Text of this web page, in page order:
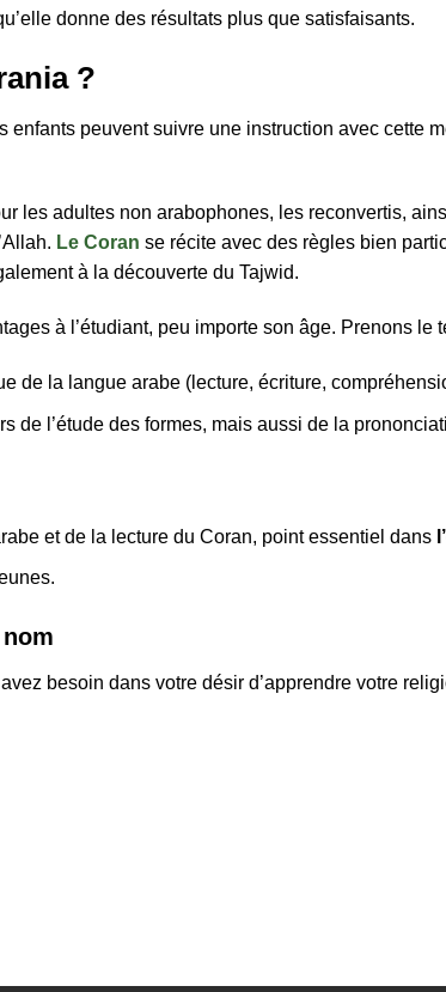
donne des résultats plus que satisfaisants.
?
peuvent suivre une instruction avec cette
les adultes non arabophones, les reconvertis,
Le Coran se récite avec des règles bien
à la découverte du Tajwid.
à l’étudiant, peu importe son âge. Prenons le
de la langue arabe (lecture, écriture,
de l’étude des formes, mais aussi de la
et de la lecture du Coran, point essentiel dans
besoin dans votre désir d’apprendre votre